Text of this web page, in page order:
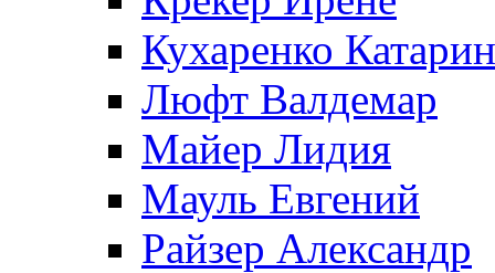
Кухаренко
Люфт Валдемaр
Майер Лидия
Мауль Евгений
Райзер Александр